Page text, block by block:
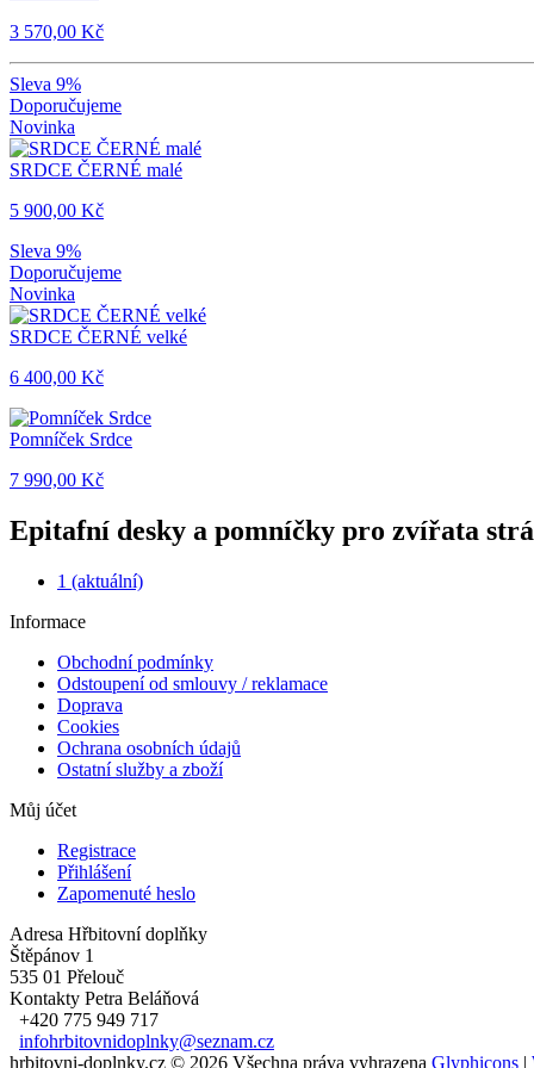
3 570,00 Kč
Sleva 9%
Doporučujeme
Novinka
SRDCE ČERNÉ malé
5 900,00 Kč
Sleva 9%
Doporučujeme
Novinka
SRDCE ČERNÉ velké
6 400,00 Kč
Pomníček Srdce
7 990,00 Kč
Epitafní desky a pomníčky pro zvířata
1 (aktuální)
Informace
Obchodní podmínky
Odstoupení od smlouvy / reklamace
Doprava
Cookies
Ochrana osobních údajů
Ostatní služby a zboží
Můj účet
Registrace
Přihlášení
Zapomenuté heslo
Adresa Hřbitovní doplňky
Štěpánov 1
535 01 Přelouč
Kontakty Petra Beláňová
+420 775 949 717
infohrbitovnidoplnky@seznam.cz
hrbitovni-doplnky.cz © 2026 Všechna práva vyhrazena Glyphicons |